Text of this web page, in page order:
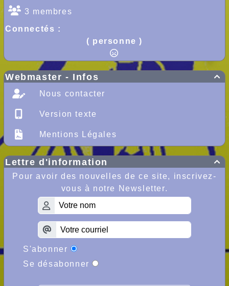
3 membres
Connectés :
( personne )

Webmaster - Infos
Nous contacter
Version texte
Mentions Légales

Lettre d'information
Pour avoir des nouvelles de ce site, inscrivez-
vous à notre Newsletter.
S'abonner
Se désabonner